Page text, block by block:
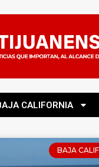
CALIFORNIA
BAJA